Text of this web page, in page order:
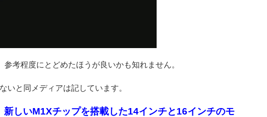
考程度にとどめたほうが良いかも知れません。
いと同メディアは記しています。
しいM1Xチップを搭載した14インチと16インチのモ